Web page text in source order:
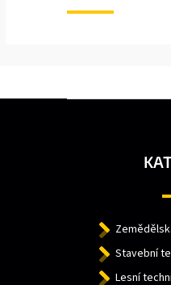
Stavební
Lesní